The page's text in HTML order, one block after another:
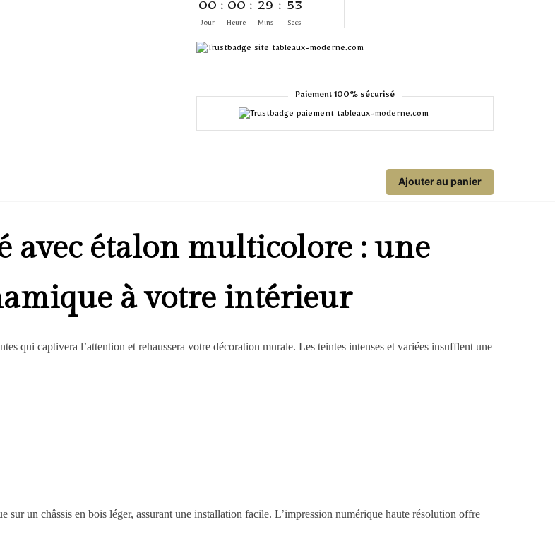
00
Jour
: 00
Heure
: 29
Mins
: 53
Secs
Paiement 100% sécurisé
Ajouter au panier
avec étalon multicolore : une
à votre intérieur
qui captivera l’attention et rehaussera votre décoration murale. Les teintes intenses et variées insufflent une
un châssis en bois léger, assurant une installation facile. L’impression numérique haute résolution offre